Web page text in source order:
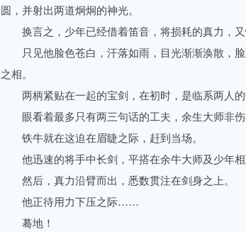
圆，并射出两道炯炯的神光。
换言之，少年已经借着笛音，将损耗的真力，又
只见他脸色苍白，汗落如雨，目光渐渐涣散，脸
之相。
两柄紧贴在一起的宝剑，在初时，是临系两人的
眼看着最多只有两三句话的工夫，余生大师非伤
铁牛就在这迫在眉睫之际，赶到当场。
他迅速的将手中长剑，平搭在余牛大师及少年相
然后，真力沿臂而出，悉数贯注在剑身之上。
他正待用力下压之际……
蓦地！